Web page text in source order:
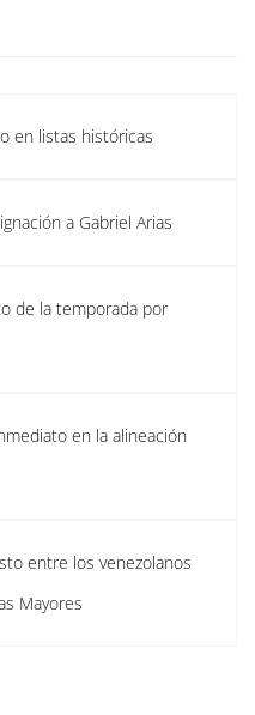
en listas históricas
a Gabriel Arias
de la temporada por
en la alineación
entre los venezolanos
Mayores